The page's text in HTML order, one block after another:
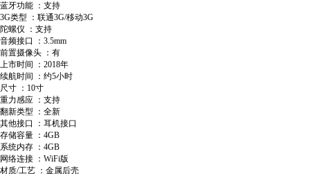
蓝牙功能 ：支持
3G类型 ：联通3G/移动3G
陀螺仪 ：支持
音频接口 ：3.5mm
前置摄像头 ：有
上市时间 ：2018年
续航时间 ：约5小时
尺寸 ：10寸
重力感应 ：支持
翻新类型 ：全新
其他接口 ：耳机接口
存储容量 ：4GB
系统内存 ：4GB
网络连接 ：WiFi版
材质/工艺 ：金属后壳